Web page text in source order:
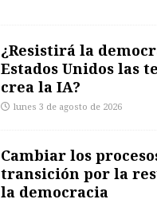
¿Resistirá la
Estados Unidos las
crea la IA?
lunes 3 de agosto de 2026
Cambiar los
transición por la
la democracia